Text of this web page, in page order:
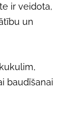
ir veidota,
un
baudīšanai